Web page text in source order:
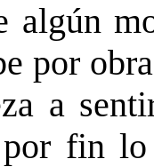
algún
por
a
por fin